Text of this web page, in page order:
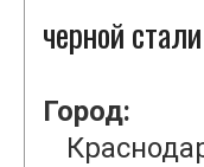
черной
Город: